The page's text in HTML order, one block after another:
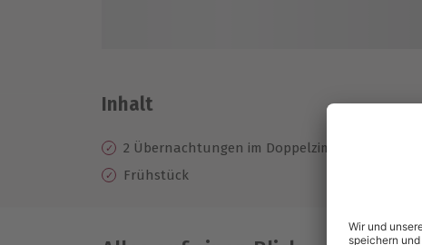
Inhalt
2 Übernachtungen im Doppelzimmer im 3*
Frühstück